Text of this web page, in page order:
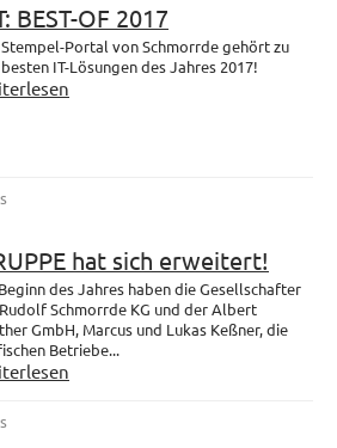
BEST-OF 2017
Stempel-Portal von Schmorrde gehört zu
IT-Lösungen des Jahres 2017!
hat sich erweitert!
des Jahres haben die Gesellschafter
Schmorrde KG und der Albert
GmbH, Marcus und Lukas Keßner, die
Betriebe...